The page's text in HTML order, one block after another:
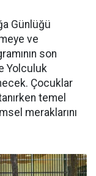
Günlüğü
ve
son
Yolculuk
Çocuklar
temel
meraklarını